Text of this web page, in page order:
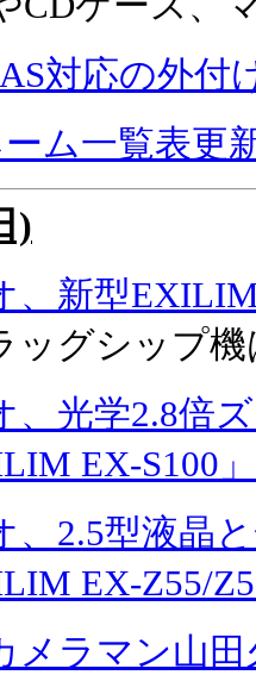
対応の外付
ム一覧表更
)
、新型
ッグシップ機
、光学2.8倍
EX-S100」
、2.5型液晶
EX-Z55/
メラマン山